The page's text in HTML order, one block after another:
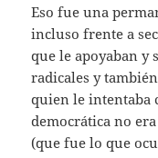
Eso fue una
incluso frente a
que le apoyaban y
radicales y
quien le intentaba
democrática no
(que fue lo que